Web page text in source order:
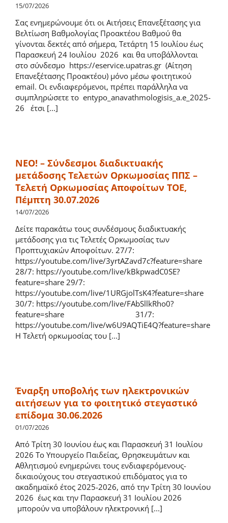
Παιδαγωγική και Διδακτική Επάρκεια
15/07/2026
Σας ενημερώνουμε ότι οι Αιτήσεις Επανεξέτασης για
Βελτίωση Βαθμολογίας Προακτέου Βαθμού θα
γίνονται δεκτές από σήμερα, Τετάρτη 15 Ιουλίου έως
Παρασκευή 24 Ιουλίου 2026 και θα υποβάλλονται
στο σύνδεσμο https://eservice.upatras.gr (Αίτηση
Επανεξέτασης Προακτέου) μόνο μέσω φοιτητικού
email. Οι ενδιαφερόμενοι, πρέπει παράλληλα να
συμπληρώσετε το entypo_anavathmologisis_a.e_2025-
26 έτσι [...]
ΝΕΟ! – Σύνδεσμοι διαδικτυακής
μετάδοσης Τελετών Ορκωμοσίας ΠΠΣ –
Τελετή Ορκωμοσίας Αποφοίτων ΤΟΕ,
Πέμπτη 30.07.2026
14/07/2026
Δείτε παρακάτω τους συνδέσμους διαδικτυακής
μετάδοσης για τις Τελετές Ορκωμοσίας των
Προπτυχιακών Αποφοίτων. 27/7:
https://youtube.com/live/3yrtAZavd7c?feature=share
28/7: https://youtube.com/live/kBkpwadC0SE?
feature=share 29/7:
https://youtube.com/live/1URGjolTsK4?feature=share
30/7: https://youtube.com/live/FAbSllkRho0?
feature=share 31/7:
https://youtube.com/live/w6U9AQTiE4Q?feature=share
Η Τελετή ορκωμοσίας του [...]
Έναρξη υποβολής των ηλεκτρονικών
αιτήσεων για το φοιτητικό στεγαστικό
επίδομα 30.06.2026
01/07/2026
Από Τρίτη 30 Ιουνίου έως και Παρασκευή 31 Ιουλίου
2026 Το Υπουργείο Παιδείας, Θρησκευμάτων και
Αθλητισμού ενημερώνει τους ενδιαφερόμενους-
δικαιούχους του στεγαστικού επιδόματος για το
ακαδημαϊκό έτος 2025-2026, από την Τρίτη 30 Ιουνίου
2026 έως και την Παρασκευή 31 Ιουλίου 2026
μπορούν να υποβάλουν ηλεκτρονική [...]